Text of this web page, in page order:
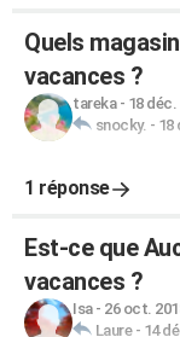
Quels
vacances ?
tareka- 18 déc.
snocky. - 18
1 réponse
Est-ce que
vacances ?
Isa- 26 oct.
Laure- 14